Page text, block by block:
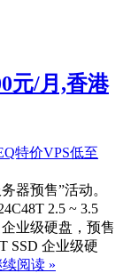
元/月,香港
器预售”活动。
2.5 ~ 3.5
业级硬盘，预售
SSD 企业级硬
阅读 »